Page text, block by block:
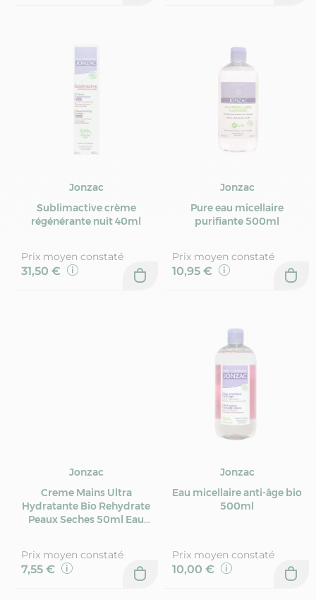
Jonzac
Sublimactive crème
régénérante nuit 40ml
Prix moyen constaté
31,50 €
Jonzac
Pure eau micellaire
purifiante 500ml
Prix moyen constaté
10,95 €
Jonzac
Creme Mains Ultra
Hydratante Bio Rehydrate
Peaux Seches 50ml Eau
Prix moyen constaté
7,55 €
Jonzac
Eau micellaire anti-âge bio
500ml
Prix moyen constaté
10,00 €